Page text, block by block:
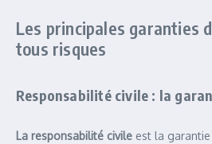
Les principales garanties
tous risques
Responsabilité civile : la
La responsabilité civile est la